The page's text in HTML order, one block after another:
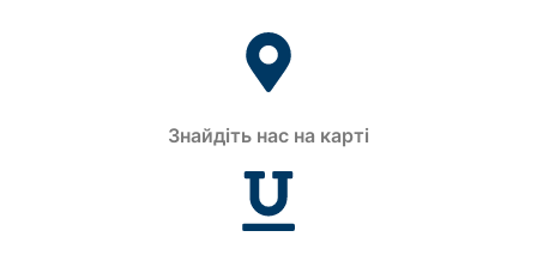
Знайдіть нас на карті